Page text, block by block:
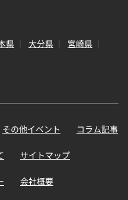
県 大分県
宮崎県
その他イベント コラム記事
サイトマップ
会社概要